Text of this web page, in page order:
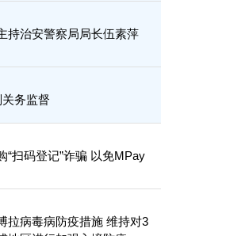
持治安警察局局长伍素萍
务监督
“扫码登记”诈骗 以免MPay
拉病毒病防疫措施 维持对3